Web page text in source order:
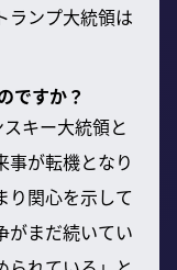
ランプ大統領は
ですか？
キー大統領と
事が転機となり
り関心を示して
がまだ続いてい